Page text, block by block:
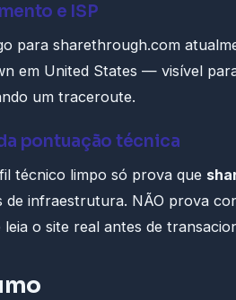
e ISP
para sharethrough.com
em United States — visível
um traceroute.
pontuação técnica
técnico limpo só prova que
de infraestrutura. NÃO prova
leia o site real antes de